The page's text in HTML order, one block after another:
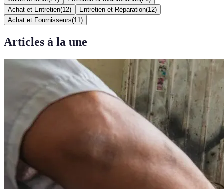
Achat et Entretien(12) Entretien et Réparation(12)
Achat et Fournisseurs(11 )
Articles à la une